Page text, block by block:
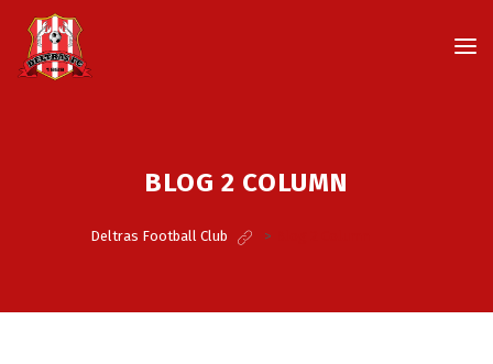
BLOG 2 COLUMN
Deltras Football Club >